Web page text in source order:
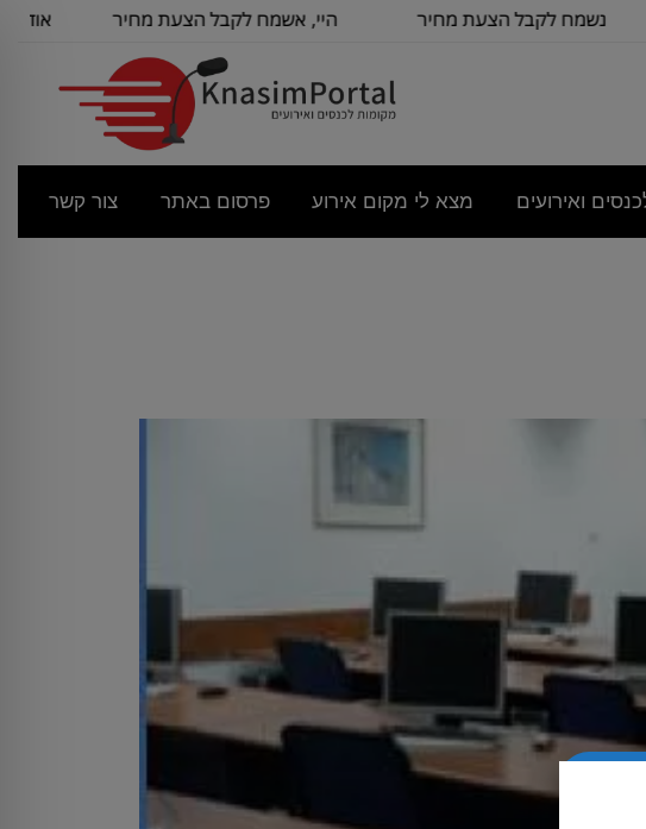
נשמח לקבל הצעת מחיר
היי, אשמח לקבל הצעת מחיר
אודה
ואירועים מצא לי מקום אירוע פרסום באתר צור קשר